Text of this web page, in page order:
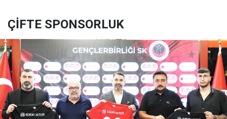
ÇİFTE SPONSORLUK